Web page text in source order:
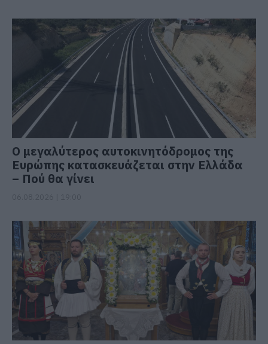
Ο μεγαλύτερος αυτοκινητόδρομος της
Ευρώπης κατασκευάζεται στην Ελλάδα
– Πού θα γίνει